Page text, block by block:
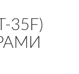
35F)